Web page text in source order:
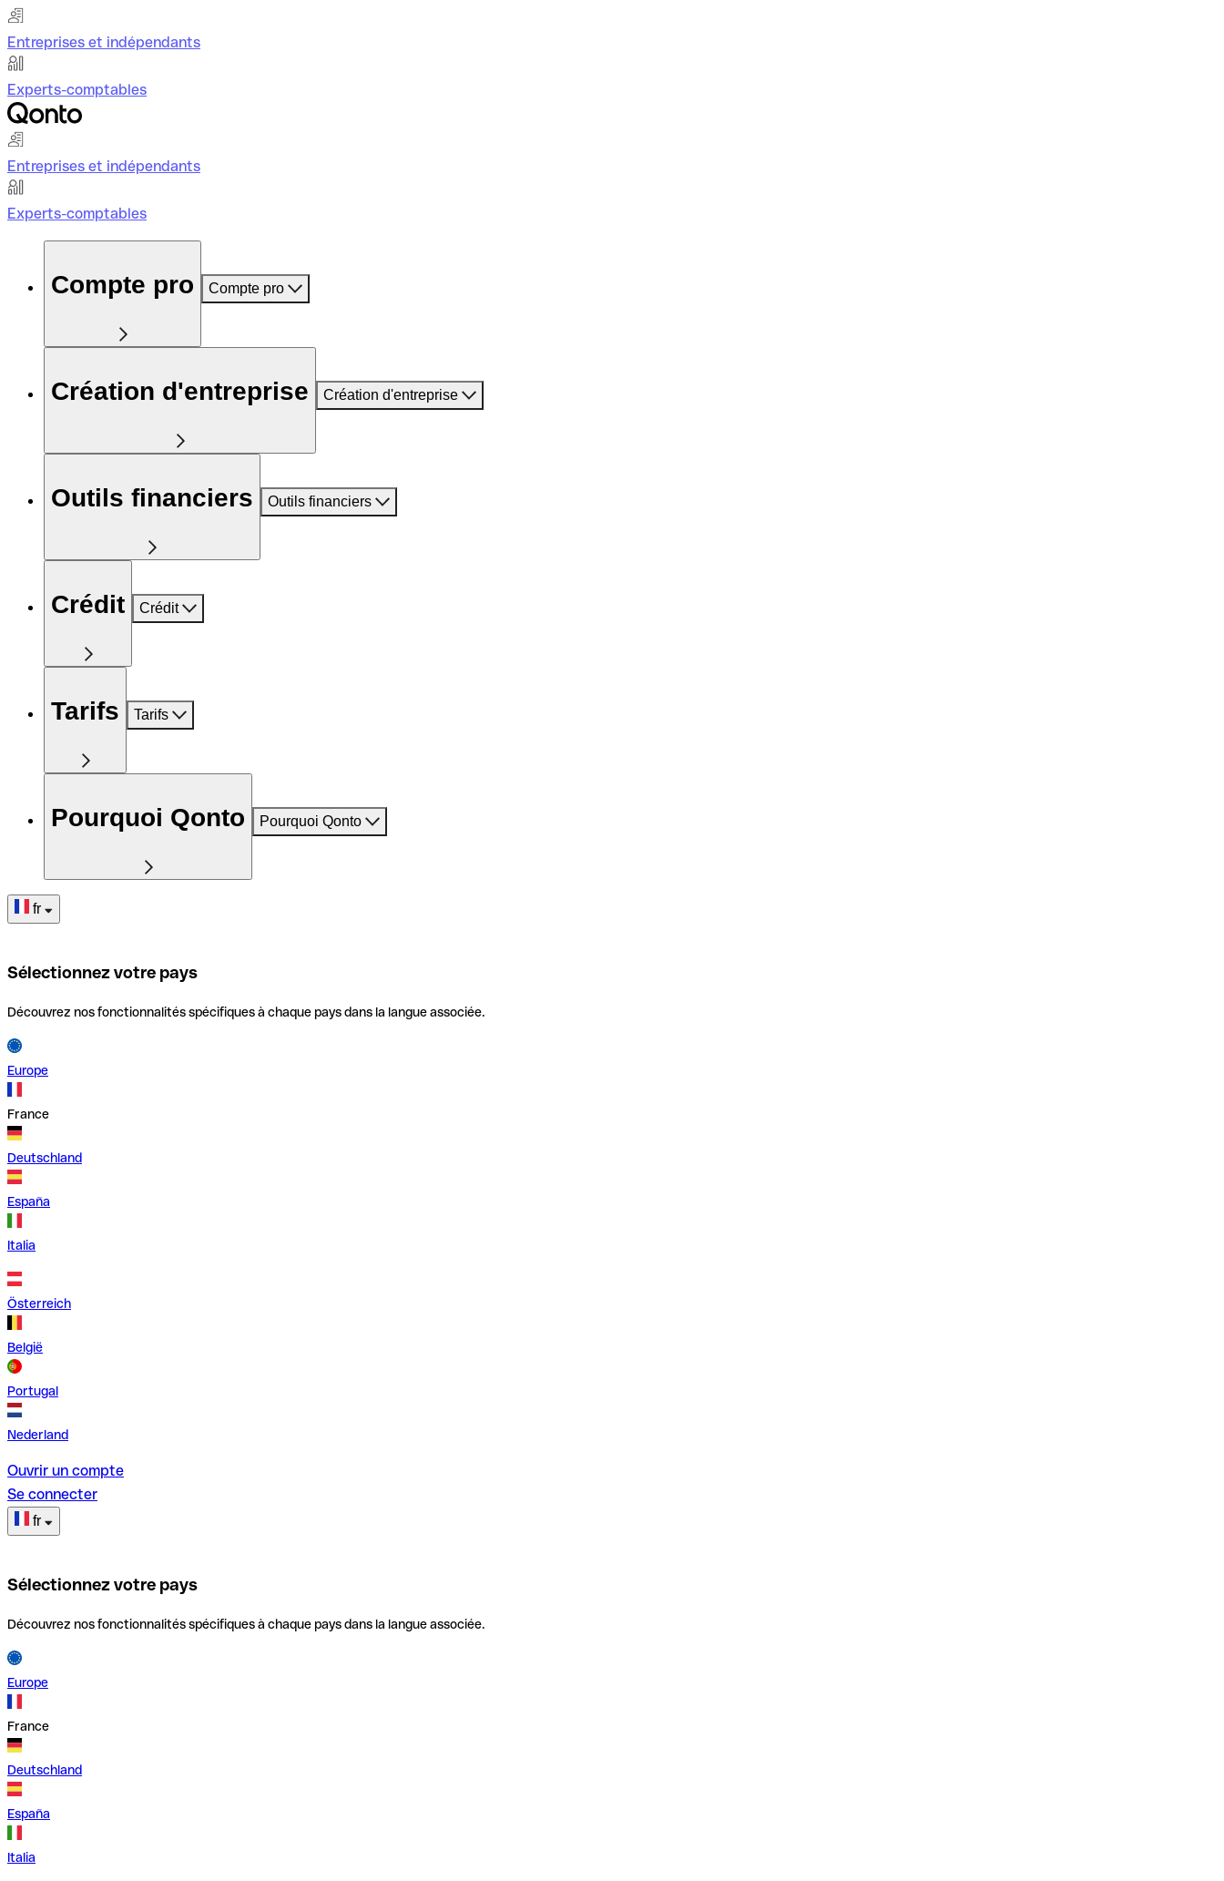
Entreprises et indépendants
Experts-comptables
Entreprises et indépendants
Experts-comptables
Compte pro Compte pro
Création d'entreprise Création d'entreprise
Outils financiers Outils financiers
Crédit Crédit
Tarifs Tarifs
Pourquoi Qonto Pourquoi Qonto
fr
Sélectionnez votre pays
Découvrez nos fonctionnalités spécifiques à chaque pays dans la langue associée.
Europe
France
Deutschland
España
Italia
Österreich
België
Portugal
Nederland
Ouvrir un compte
Se connecter
fr
Sélectionnez votre pays
Découvrez nos fonctionnalités spécifiques à chaque pays dans la langue associée.
Europe
France
Deutschland
España
Italia